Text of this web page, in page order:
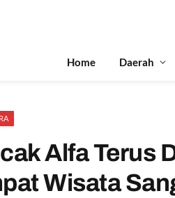
Home Daerah
Alfa Terus
Wisata